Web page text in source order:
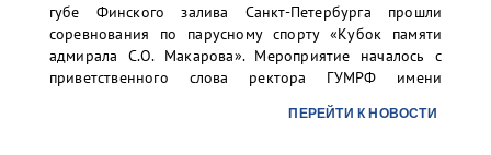
губе Финского залива Санкт-Петербурга прошли
соревнования по парусному спорту «Кубок памяти
адмирала С.О. Макарова». Мероприятие началось с
приветственного слова ректора ГУМРФ имени
Олеговича. Торжественное открытие сопровождалось
ПЕРЕЙТИ К НОВОСТИ